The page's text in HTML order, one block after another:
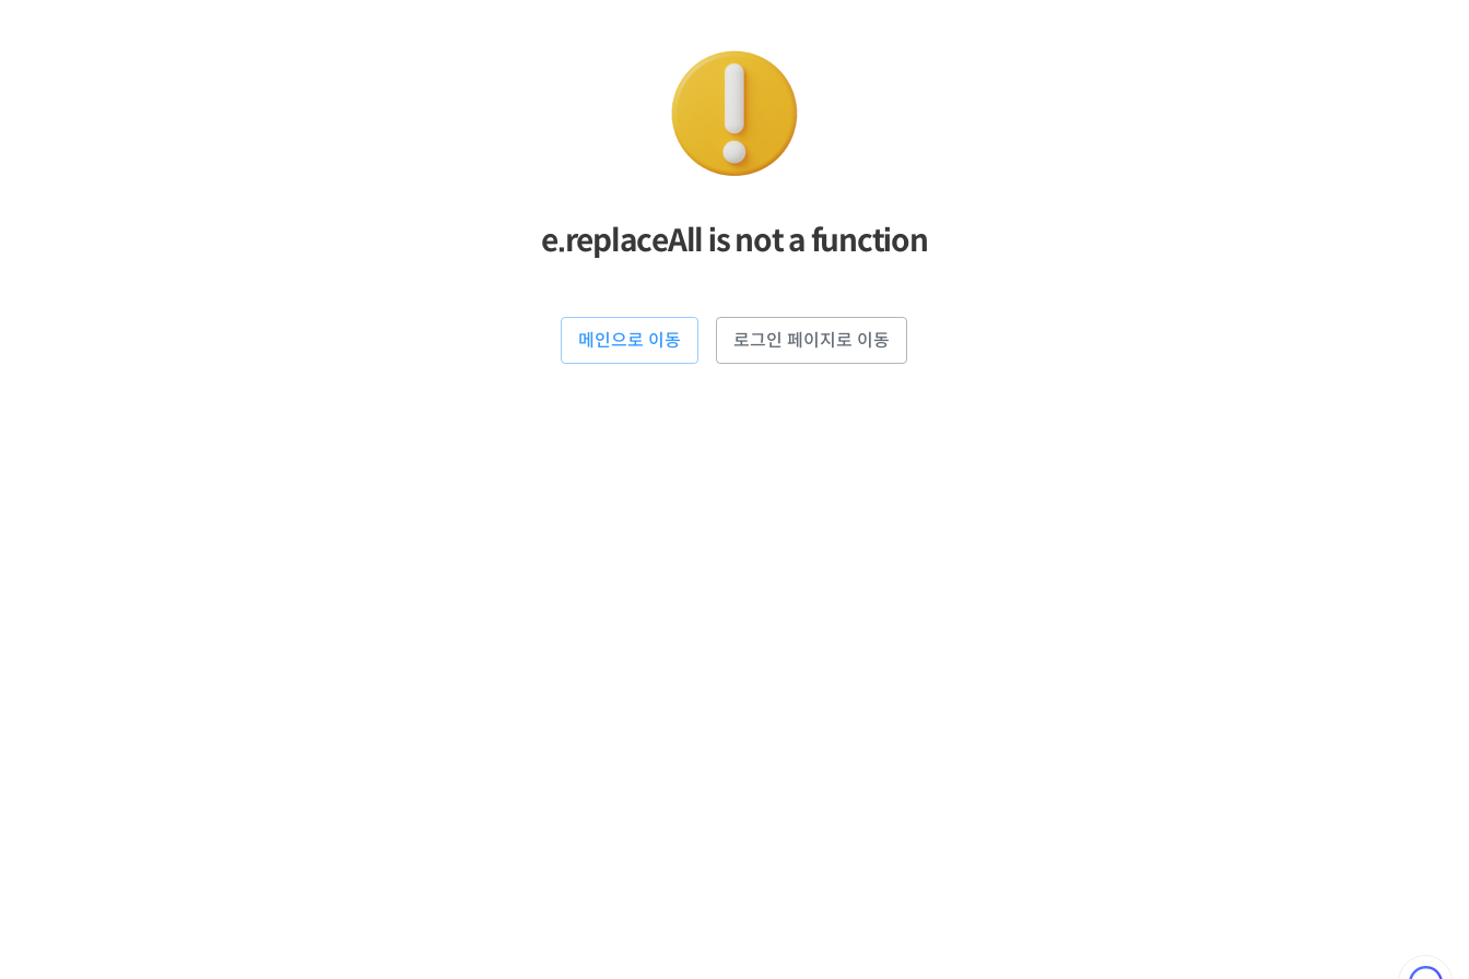
e.replaceAll is not a function
메인으로 이동 로그인 페이지로 이동